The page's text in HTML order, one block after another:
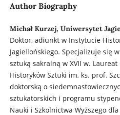
Author Biography
Michał Kurzej, Uniwersytet
Doktor, adiunkt w Instytucie
Jagiellońskiego. Specjalizuje się
sztuką sakralną w XVII w.
Historyków Sztuki im. ks. prof.
doktorską o
sztukatorskich i programu
Nauki i Szkolnictwa Wyższego